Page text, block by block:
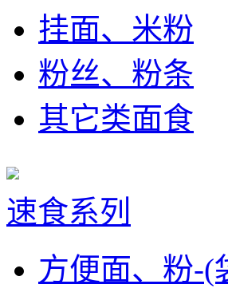
挂面、米粉
粉丝、粉条
其它类面食
速食系列
方便面、粉-(